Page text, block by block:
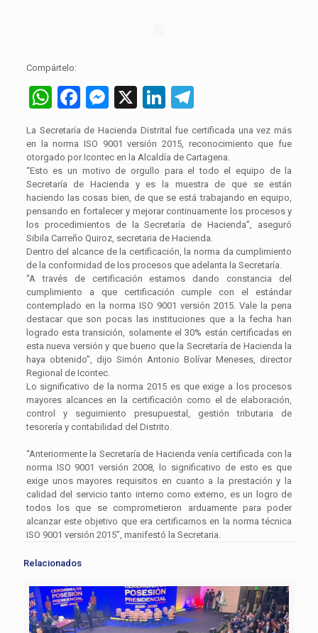
Compártelo:
WhatsApp
Facebook
Messenger
X LinkedIn
La Secretaría de Hacienda Distrital fue certificada una vez más
en la norma ISO 9001 versión 2015, reconocimiento que fue
otorgado por Icontec en la Alcaldía de Cartagena.
“Esto es un motivo de orgullo para el todo el equipo de la
Secretaría de Hacienda y es la muestra de que se están
haciendo las cosas bien, de que se está trabajando en equipo,
pensando en fortalecer y mejorar continuamente los procesos y
los procedimientos de la Secretaría de Hacienda”, aseguró
Sibila Carreño Quiroz, secretaria de Hacienda.
Dentro del alcance de la certificación, la norma da cumplimiento
de la conformidad de los procesos que adelanta la Secretaría.
“A través de certificación estamos dando constancia del
cumplimiento a que certificación cumple con el estándar
contemplado en la norma ISO 9001 versión 2015. Vale la pena
destacar que son pocas las instituciones que a la fecha han
logrado esta transición, solamente el 30% están certificadas en
esta nueva versión y que bueno que la Secretaría de Hacienda la
haya obtenido”, dijo Simón Antonio Bolívar Meneses, director
Regional de Icontec.
Lo significativo de la norma 2015 es que exige a los procesos
mayores alcances en la certificación como el de elaboración,
control y seguimiento presupuestal, gestión tributaria de
tesorería y contabilidad del Distrito.
“Anteriormente la Secretaría de Hacienda venía certificada con la
norma ISO 9001 versión 2008, lo significativo de esto es que
exige unos mayores requisitos en cuanto a la prestación y la
calidad del servicio tanto interno como externo, es un logro de
todos los que se comprometieron arduamente para poder
alcanzar este objetivo que era certificarnos en la norma técnica
ISO 9001 versión 2015”, manifestó la Secretaria.
Relacionados